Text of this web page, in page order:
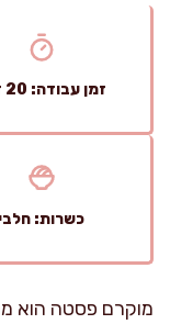
זמן עבודה: 20 דק'
כשרות: חלבי
מוקרם פסטה הוא